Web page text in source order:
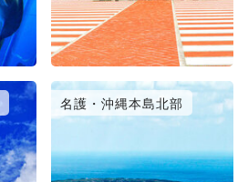
名護・沖縄本島北部